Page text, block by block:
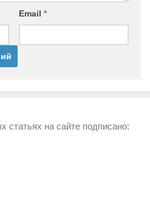
Email *
статьях на сайте подписано: